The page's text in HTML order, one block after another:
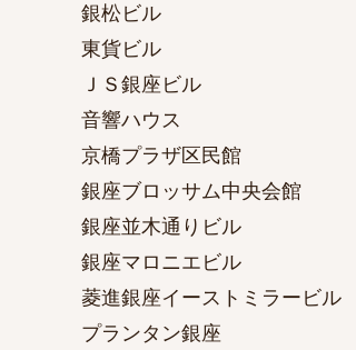
銀松ビル
東貨ビル
ＪＳ銀座ビル
音響ハウス
京橋プラザ区民館
銀座ブロッサム中央会館
銀座並木通りビル
銀座マロニエビル
菱進銀座イーストミラービル
プランタン銀座